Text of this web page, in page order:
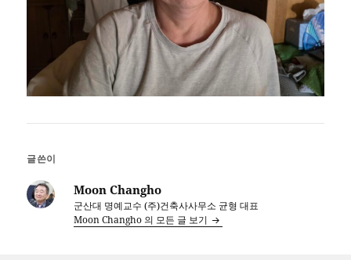
글쓴이
Moon Changho
군산대 명예교수 (주)건축사사무소 균형 대표
Moon Changho 의 모든 글 보기